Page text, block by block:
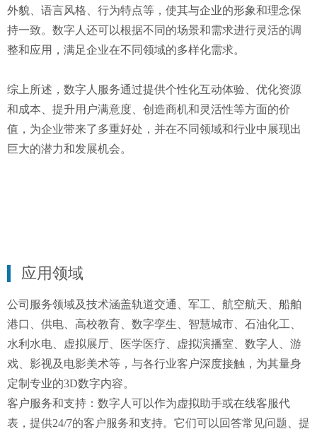
外貌、语言风格、行为特点等，使其与企业的形象和理念保
持一致。数字人还可以根据不同的场景和需求进行灵活的调
整和应用，满足企业在不同领域的多样化需求。
综上所述，数字人服务通过提供个性化互动体验、优化资源
和成本、提升用户满意度、创造商机和灵活性等方面的价
值，为企业带来了多重好处，并在不同领域和行业中展现出
巨大的潜力和发展机会。
应用领域
公司服务领域及技术涵盖轨道交通、军工、航空航天、船舶
港口、供电、高校教育、数字孪生、智慧城市、石油化工、
水利水电、虚拟展厅、医学医疗、虚拟演播室、数字人、游
戏、影视及电影美术等，与各行业客户深度接触，为其量身
定制专业的3D数字内容。
客户服务和支持：数字人可以作为虚拟助手或在线客服代
表，提供24/7的客户服务和支持。它们可以回答常见问题、提